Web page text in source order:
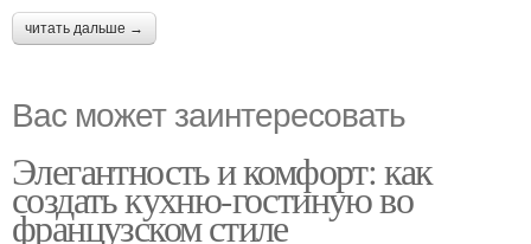
читать дальше →
Вас может заинтересовать
Элегантность и комфорт: как
создать кухню-гостиную во
французском стиле